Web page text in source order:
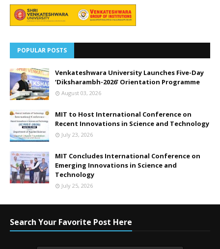
POPULAR POSTS
Venkateshwara University Launches Five-Day
‘Diksharambh-2026’ Orientation Programme
August 03, 2026
MIT to Host International Conference on
Recent Innovations in Science and Technology
July 23, 2026
MIT Concludes International Conference on
Emerging Innovations in Science and
Technology
July 25, 2026
Search Your Favorite Post Here